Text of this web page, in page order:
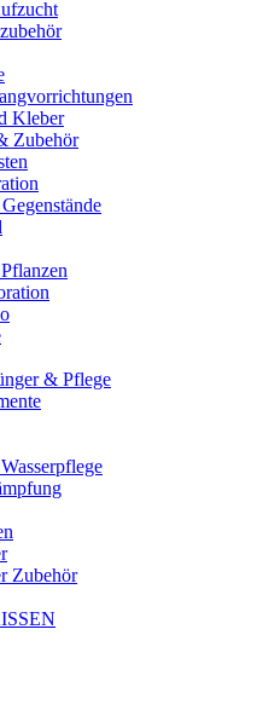
Kleber
Zubehör
& Pflege
Zubehör